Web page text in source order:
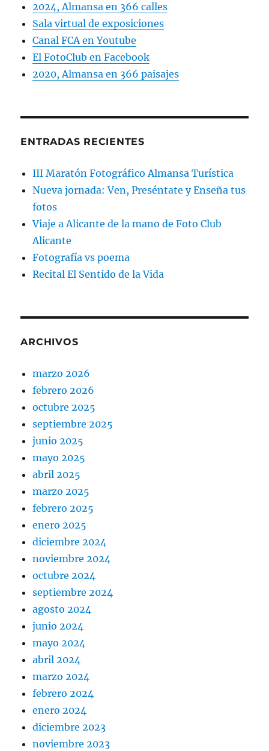
2024, Almansa en 366 calles
Sala virtual de exposiciones
Canal FCA en Youtube
El FotoClub en Facebook
2020, Almansa en 366 paisajes
ENTRADAS RECIENTES
III Maratón Fotográfico Almansa Turística
Nueva jornada: Ven, Preséntate y Enseña tus
fotos
Viaje a Alicante de la mano de Foto Club
Alicante
Fotografía vs poema
Recital El Sentido de la Vida
ARCHIVOS
marzo 2026
febrero 2026
octubre 2025
septiembre 2025
junio 2025
mayo 2025
abril 2025
marzo 2025
febrero 2025
enero 2025
diciembre 2024
noviembre 2024
octubre 2024
septiembre 2024
agosto 2024
junio 2024
mayo 2024
abril 2024
marzo 2024
febrero 2024
enero 2024
diciembre 2023
noviembre 2023